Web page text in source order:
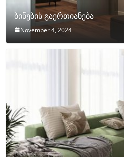
ბინების გაერთიანება
November 4, 2024